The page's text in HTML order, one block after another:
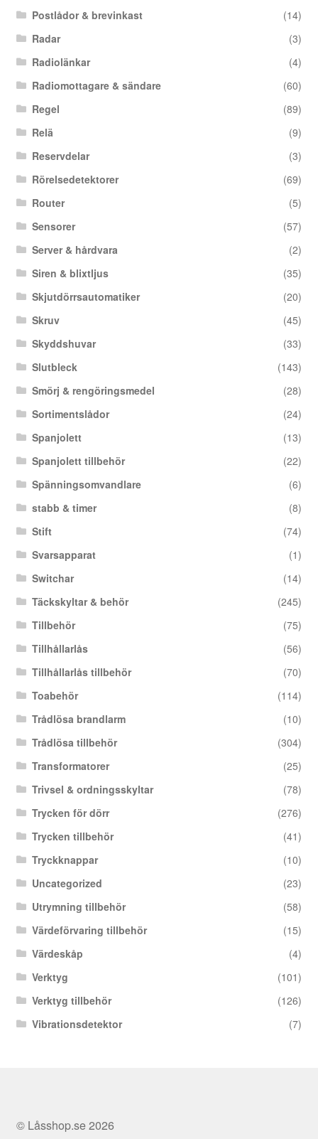
Postlådor & brevinkast
(14)
Radar
(3)
Radiolänkar
(4)
Radiomottagare & sändare
(60)
Regel
(89)
Relä
(9)
Reservdelar
(3)
Rörelsedetektorer
(69)
Router
(5)
Sensorer
(57)
Server & hårdvara
(2)
Siren & blixtljus
(35)
Skjutdörrsautomatiker
(20)
Skruv
(45)
Skyddshuvar
(33)
Slutbleck
(143)
Smörj & rengöringsmedel
(28)
Sortimentslådor
(24)
Spanjolett
(13)
Spanjolett tillbehör
(22)
Spänningsomvandlare
(6)
stabb & timer
(8)
Stift
(74)
Svarsapparat
(1)
Switchar
(14)
Täckskyltar & behör
(245)
Tillbehör
(75)
Tillhållarlås
(56)
Tillhållarlås tillbehör
(70)
Toabehör
(114)
Trådlösa brandlarm
(10)
Trådlösa tillbehör
(304)
Transformatorer
(25)
Trivsel & ordningsskyltar
(78)
Trycken för dörr
(276)
Trycken tillbehör
(41)
Tryckknappar
(10)
Uncategorized
(23)
Utrymning tillbehör
(58)
Värdeförvaring tillbehör
(15)
Värdeskåp
(4)
Verktyg
(101)
Verktyg tillbehör
(126)
Vibrationsdetektor
(7)
© Låsshop.se 2026